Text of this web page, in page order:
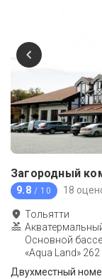
Загородный
9.8 / 10 18
Тольятти
Основной
«Aqua Land» 262
Двухместный